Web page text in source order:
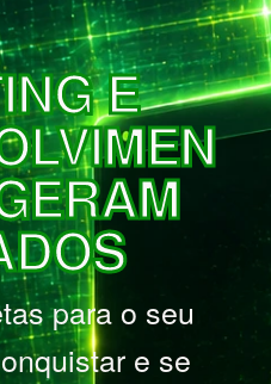
E
para o seu
e se